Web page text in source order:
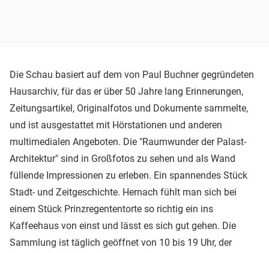
Die Schau basiert auf dem von Paul Buchner gegründeten
Hausarchiv, für das er über 50 Jahre lang Erinnerungen,
Zeitungsartikel, Originalfotos und Dokumente sammelte,
und ist ausgestattet mit Hörstationen und anderen
multimedialen Angeboten. Die "Raumwunder der Palast-
Architektur" sind in Großfotos zu sehen und als Wand
füllende Impressionen zu erleben. Ein spannendes Stück
Stadt- und Zeitgeschichte. Hernach fühlt man sich bei
einem Stück Prinzregententorte so richtig ein ins
Kaffeehaus von einst und lässt es sich gut gehen. Die
Sammlung ist täglich geöffnet von 10 bis 19 Uhr, der